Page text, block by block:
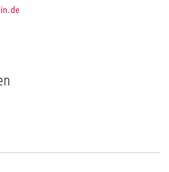
weiterempfehlen